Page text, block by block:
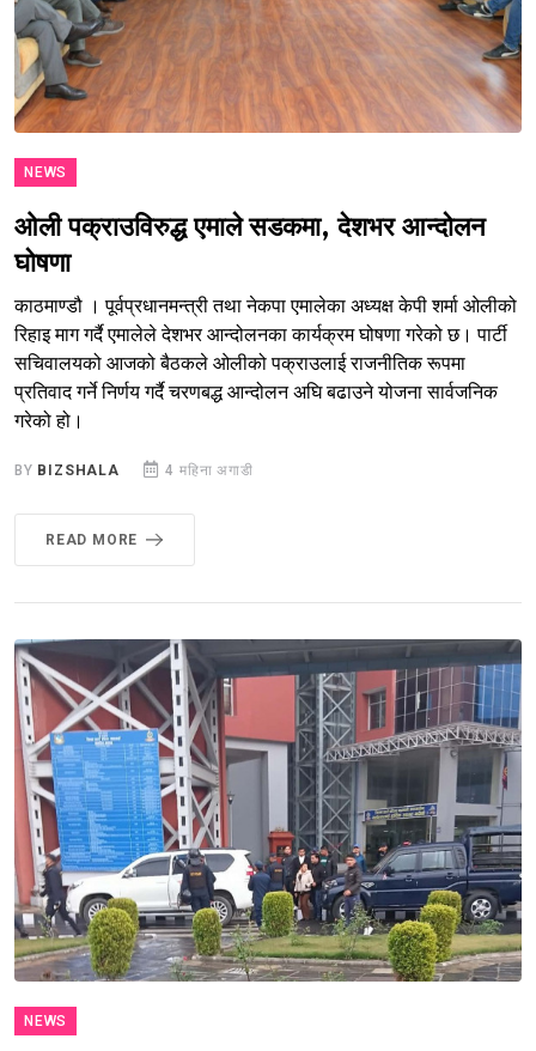
NEWS
ओली पक्राउविरुद्ध एमाले सडकमा, देशभर आन्दोलन
घोषणा
काठमाण्डौ । पूर्वप्रधानमन्त्री तथा नेकपा एमालेका अध्यक्ष केपी शर्मा ओलीको
रिहाइ माग गर्दै एमालेले देशभर आन्दोलनका कार्यक्रम घोषणा गरेको छ। पार्टी
सचिवालयको आजको बैठकले ओलीको पक्राउलाई राजनीतिक रूपमा
प्रतिवाद गर्ने निर्णय गर्दै चरणबद्ध आन्दोलन अघि बढाउने योजना सार्वजनिक
गरेको हो।
BY BIZSHALA 4 महिना अगाडी
READ MORE
NEWS